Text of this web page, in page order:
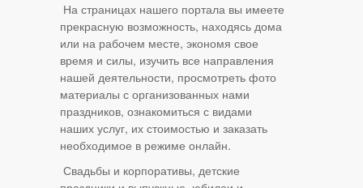
На страницах нашего портала вы имеете
прекрасную возможность, находясь дома
или на рабочем месте, экономя свое
время и силы, изучить все направления
нашей деятельности, просмотреть фото
материалы с организованных нами
праздников, ознакомиться с видами
наших услуг, их стоимостью и заказать
необходимое в режиме онлайн.
Свадьбы и корпоративы, детские